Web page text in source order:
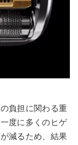
負担に関わる重
度に多くのヒゲ
減るため、結果